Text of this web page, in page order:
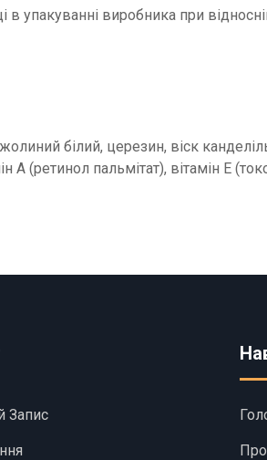
упакуванні виробника при
білий, церезин, віск
А (ретинол пальмітат), вітамін Е
Запис